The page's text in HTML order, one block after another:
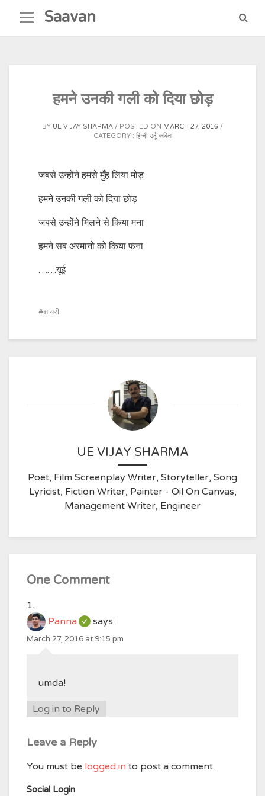
content
Saavan
हमने उनकी गली को दिया छोड़
BY UE VIJAY SHARMA POSTED ON MARCH 27, 2016
CATEGORY : हिन्दी-उर्दू कविता
जबसे उन्होंने हमसे मुँह लिया मोड़
हमने उनकी गली को दिया छोड़
जबसे उन्होंने मिलने से किया मना
हमने सब अरमानो को किया फना
……यूई
शायरी
UE VIJAY SHARMA
Poet, Film Screenplay Writer, Storyteller, Song
Lyricist, Fiction Writer, Painter - Oil On Canvas,
Management Writer, Engineer
One Comment
Panna says:
March 27, 2016 at 9:15 pm
umda!
Log in to Reply
Leave a Reply
You must be logged in to post a comment.
Social Login